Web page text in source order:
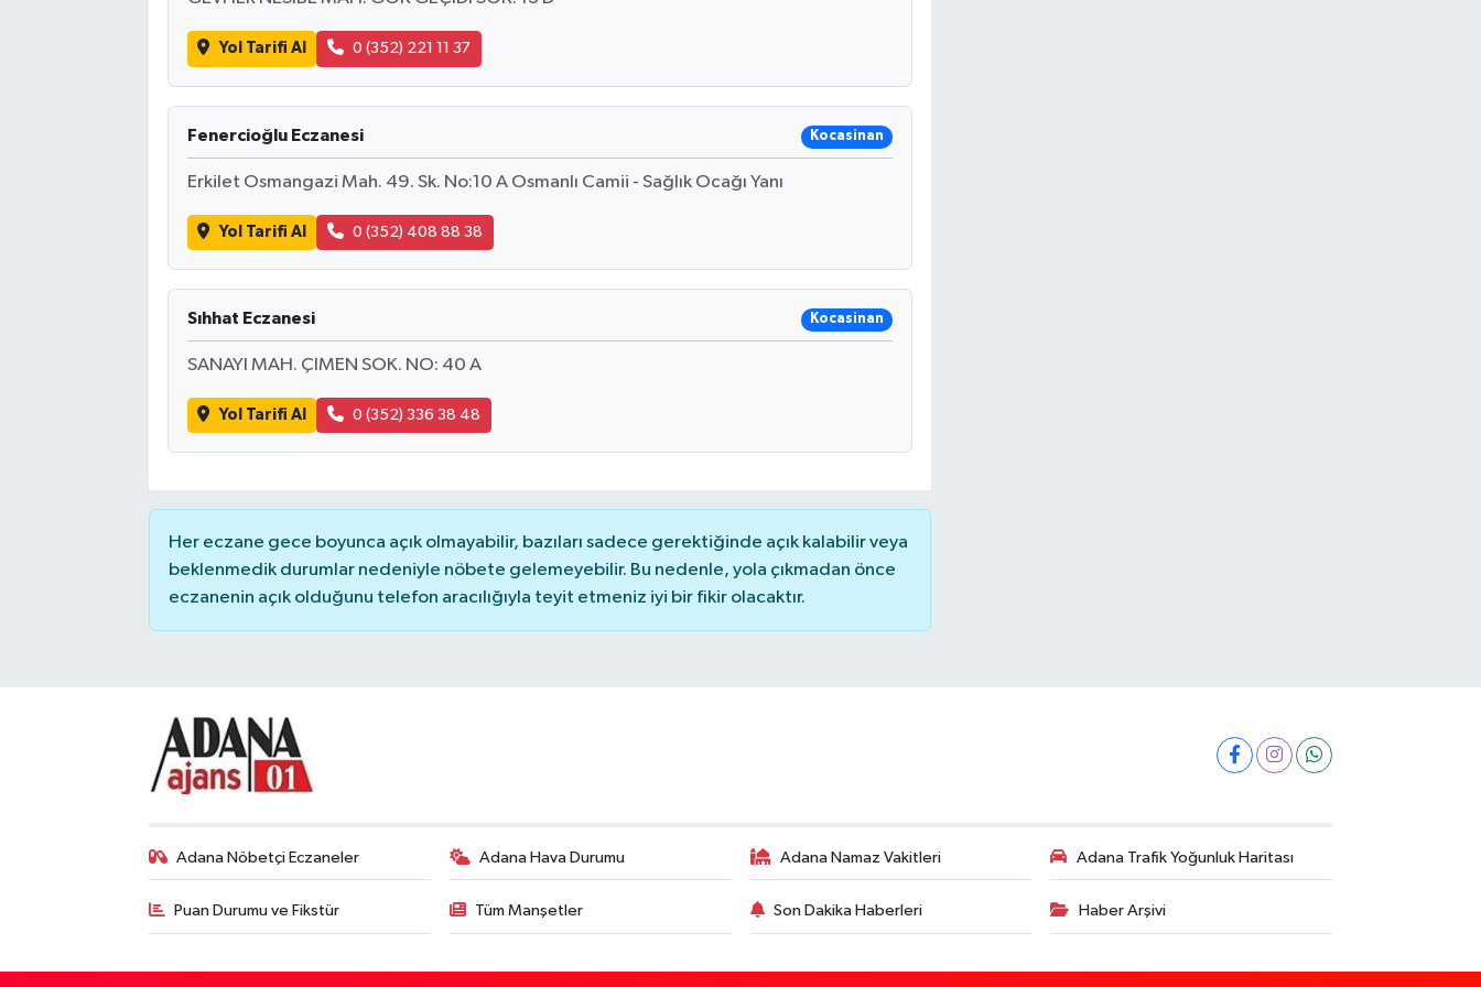
Yol Tarifi Al 0 (352) 221 11 37
Fenercioğlu Eczanesi Kocasinan
Erkilet Osmangazi Mah. 49. Sk. No:10 A Osmanlı Camii - Sağlık Ocağı Yanı
Yol Tarifi Al 0 (352) 408 88 38
Sıhhat Eczanesi Kocasinan
SANAYI MAH. ÇIMEN SOK. NO: 40 A
Yol Tarifi Al 0 (352) 336 38 48
Her eczane gece boyunca açık olmayabilir, bazıları sadece gerektiğinde açık kalabilir veya
beklenmedik durumlar nedeniyle nöbete gelemeyebilir. Bu nedenle, yola çıkmadan önce
eczanenin açık olduğunu telefon aracılığıyla teyit etmeniz iyi bir fikir olacaktır.
Adana Nöbetçi Eczaneler Adana Hava Durumu Adana Namaz Vakitleri Adana Trafik Yoğunluk Haritası
Puan Durumu ve Fikstür Tüm Manşetler Son Dakika Haberleri Haber Arşivi